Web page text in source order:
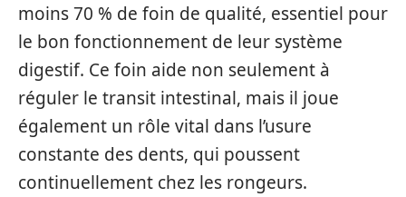
moins 70 % de foin de qualité, essentiel pour
le bon fonctionnement de leur système
digestif. Ce foin aide non seulement à
réguler le transit intestinal, mais il joue
également un rôle vital dans l’usure
constante des dents, qui poussent
continuellement chez les rongeurs.